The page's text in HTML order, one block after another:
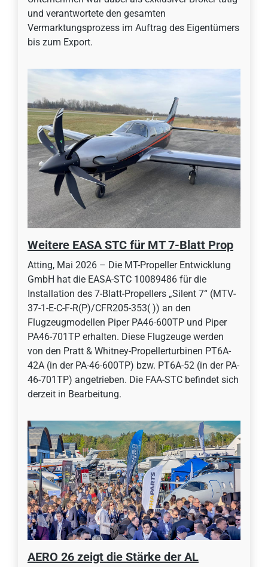
und verantwortete den gesamten
Vermarktungsprozess im Auftrag des Eigentümers
bis zum Export.
Weitere EASA STC für MT 7-Blatt Prop
Atting, Mai 2026 – Die MT-Propeller Entwicklung
GmbH hat die EASA-STC 10089486 für die
Installation des 7-Blatt-Propellers „Silent 7“ (MTV-
37-1-E-C-F-R(P)/CFR205-353( )) an den
Flugzeugmodellen Piper PA46-600TP und Piper
PA46-701TP erhalten. Diese Flugzeuge werden
von den Pratt & Whitney-Propellerturbinen PT6A-
42A (in der PA-46-600TP) bzw. PT6A-52 (in der PA-
46-701TP) angetrieben. Die FAA-STC befindet sich
derzeit in Bearbeitung.
AERO 26 zeigt die Stärke der AL